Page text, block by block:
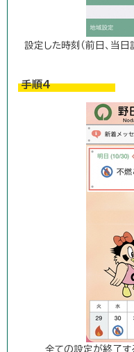
設定した時刻（前日、当
手順4
全ての設定が終了す